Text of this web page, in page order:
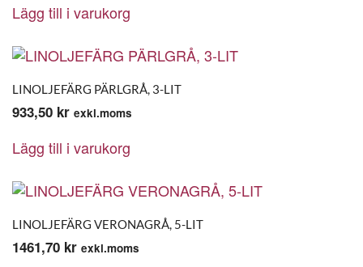
Lägg till i varukorg
LINOLJEFÄRG PÄRLGRÅ, 3-LIT
933,50 kr exkl.moms
Lägg till i varukorg
LINOLJEFÄRG VERONAGRÅ, 5-LIT
1461,70 kr exkl.moms